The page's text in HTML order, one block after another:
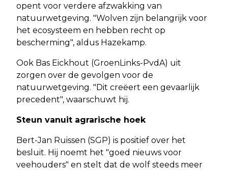
opent voor verdere afzwakking van
natuurwetgeving. "Wolven zijn belangrijk voor
het ecosysteem en hebben recht op
bescherming", aldus Hazekamp.
Ook Bas Eickhout (GroenLinks-PvdA) uit
zorgen over de gevolgen voor de
natuurwetgeving. "Dit creëert een gevaarlijk
precedent", waarschuwt hij.
Steun vanuit agrarische hoek
Bert-Jan Ruissen (SGP) is positief over het
besluit. Hij noemt het "goed nieuws voor
veehouders" en stelt dat de wolf steeds meer